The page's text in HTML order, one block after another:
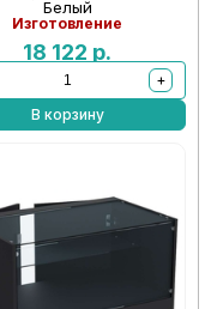
Белый
Изготовление
18 122 р.
+
В корзину